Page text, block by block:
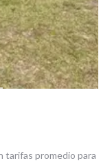
tarifas promedio para